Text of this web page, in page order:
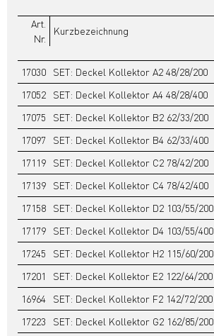
Art.
Nr.
Kurzbezeichnung
17030 SET: Deckel Kollektor A2 48/28/200
17052
SET: Deckel Kollektor A4 48/28/400
17075
SET: Deckel Kollektor B2 62/33/200
17097
SET: Deckel Kollektor B4 62/33/400
17119
SET: Deckel Kollektor C2 78/42/200
17139
SET: Deckel Kollektor C4 78/42/400
17158
SET: Deckel Kollektor D2 103/55/200
17179
SET: Deckel Kollektor D4 103/55/400
17245
SET: Deckel Kollektor H2 115/60/200
17201
SET: Deckel Kollektor E2 122/64/200
16964
SET: Deckel Kollektor F2 142/72/200
17223
SET: Deckel Kollektor G2 162/85/200